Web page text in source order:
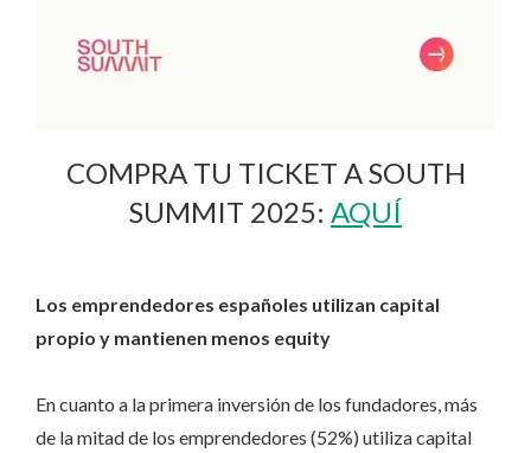
COMPRA TU TICKET A SOUTH
SUMMIT 2025: AQUÍ
Los emprendedores españoles utilizan capital
propio y mantienen menos equity
En cuanto a la primera inversión de los fundadores, más
de la mitad de los emprendedores (52%) utiliza capital